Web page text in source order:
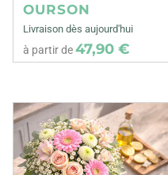
OURSON
Livraison dès aujourd'hui
à partir de47,90 €